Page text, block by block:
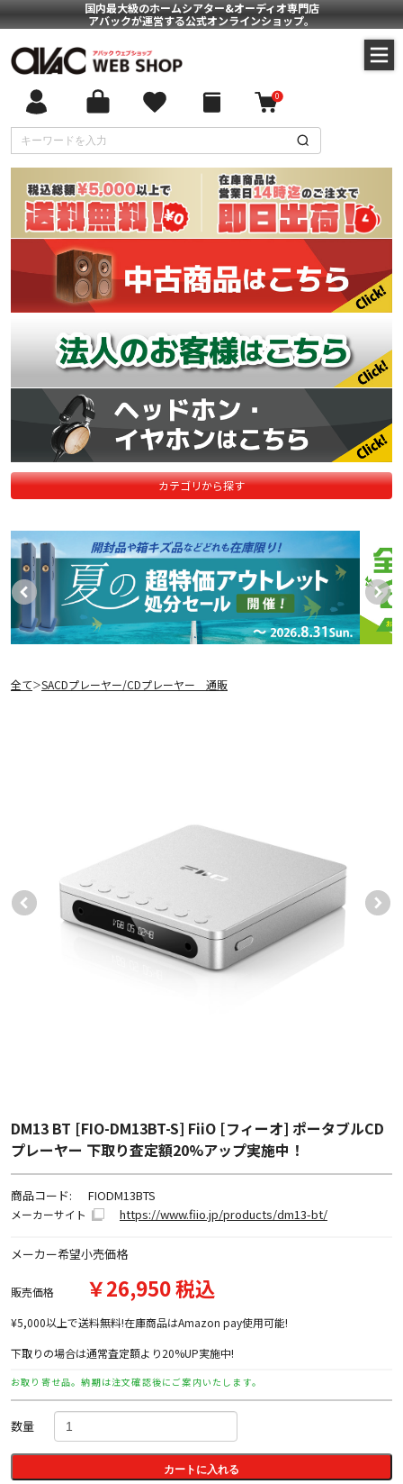
国内最大級のホームシアター&オーディオ専門店
アバックが運営する公式オンラインショップ。
0
カテゴリから探す
全て＞SACDプレーヤー/CDプレーヤー 通販
DM13 BT [FIO-DM13BT-S] FiiO [フィーオ] ポータブルCD
プレーヤー 下取り査定額20%アップ実施中！
商品コード: FIODM13BTS
メーカーサイト https://www.fiio.jp/products/dm13-bt/
メーカー希望小売価格
販売価格 ￥26,950 税込
¥5,000以上で送料無料!在庫商品はAmazon pay使用可能!
下取りの場合は通常査定額より20%UP実施中!
お取り寄せ品。納期は注文確認後にご案内いたします。
数量
カートに入れる